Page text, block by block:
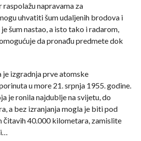
napravama za
uhvatiti šum udaljenih brodova i
šum nastao, a isto tako i radarom,
da pronađu predmete dok
je izgradnja prve atomske
u more 21. srpnja 1955. godine.
je ronila najdublje na svijetu, do
a bez izranjanja mogla je biti pod
čitavih 40.000 kilometara, zamislite